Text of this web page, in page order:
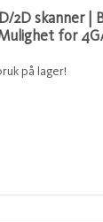
2D skanner |
for
på lager!